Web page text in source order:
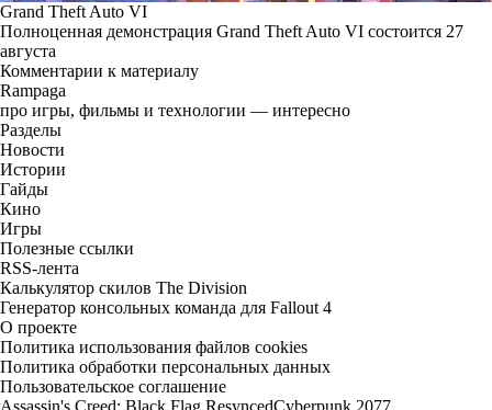
Grand Theft Auto VI
Полноценная демонстрация Grand Theft Auto VI состоится 27
августа
Комментарии к материалу
Rampaga
про игры, фильмы и технологии — интересно
Разделы
Новости
Истории
Гайды
Кино
Игры
Полезные ссылки
RSS-лента
Калькулятор скилов The Division
Генератор консольных команда для Fallout 4
О проекте
Политика использования файлов cookies
Политика обработки персональных данных
Пользовательское соглашение
Assassin's Creed: Black Flag ResyncedCyberpunk 2077